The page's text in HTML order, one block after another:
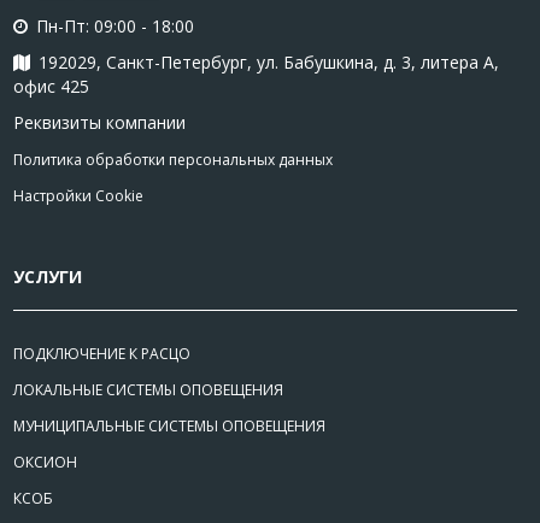
Пн-Пт: 09:00 - 18:00
192029, Санкт-Петербург, ул. Бабушкина, д. 3, литера А,
офис 425
Реквизиты компании
Политика обработки персональных данных
Настройки Cookie
УСЛУГИ
ПОДКЛЮЧЕНИЕ К РАСЦО
ЛОКАЛЬНЫЕ СИСТЕМЫ ОПОВЕЩЕНИЯ
МУНИЦИПАЛЬНЫЕ СИСТЕМЫ ОПОВЕЩЕНИЯ
ОКСИОН
КСОБ